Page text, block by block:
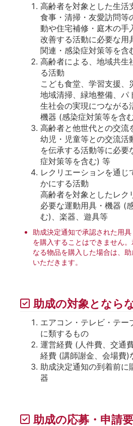
高齢者を対象とした生活
食事・清掃・友愛訪問等
動や住宅補修・庭木の手
改善する活動に必要な用
関連・感染症対策等を含
高齢者による、地域共生
る活動
こども食堂、学習支援、
地域清掃、緑地整備、パ
生社会の実現につながる
機器 (感染症対策等を含
高齢者と他世代との交流
幼児・児童等との交流活
を伝承する活動等に必要
症対策等を含む) 等
レクリエーションを通じ
かにする活動
高齢者を対象としたレク
必要な運動用具・機器 (
む)、楽器、遊具等
助成決定通知で承認された用
を購入することはできません
なる物品を購入した場合は、
いただきます。
助成の対象となら
エアコン・テレビ・テー
に類するもの
運営経費 (人件費、交通
経費 (講師謝金、会場費)
助成決定通知の到着前に
器
助成の応募・申請